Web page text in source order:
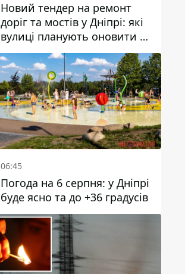
Новий тендер на ремонт
доріг та мостів у Дніпрі: які
вулиці планують оновити та
скільки десятків мільйонів
гривень на це хочуть
витратити
06:45
Погода на 6 серпня: у Дніпрі
буде ясно та до +36 градусів